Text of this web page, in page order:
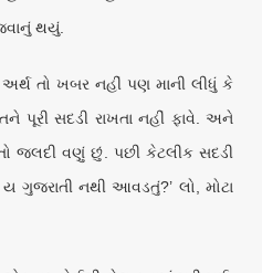
થયું.
અર્થ તો ખબર નહીં પણ માની લીધું કે
પૂરી સદડી રાખતા નહીં ફાવે. અને
જલદી વણું છું. પછી કેટલીક સદડી
નથી આવડતું?’ લો, મોટા